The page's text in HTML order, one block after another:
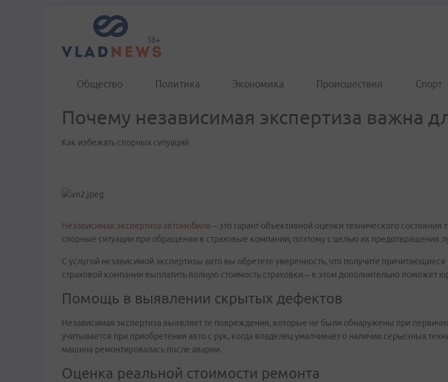
Общество Политика Экономика Происшествия Спорт
Почему независимая экспертиза важна
Как избежать спорных ситуаций
Независимая экспертиза автомобиля – это гарант объективной оценки технического
спорные ситуации при обращении в страховые компании, поэтому с целью их предотвращения
С услугой независимой экспертизы авто вы обретете уверенность, что получите
страховой компании выплатить полную стоимость страховки – в этом дополнительно поможет
Помощь в выявлении скрытых дефектов
Независимая экспертиза выявляет те повреждения, которые не были обнаружены при
учитывается при приобретении авто с рук, когда владелец умалчивает о наличии серьезных
машина ремонтировалась после аварии.
Оценка реальной стоимости ремонта